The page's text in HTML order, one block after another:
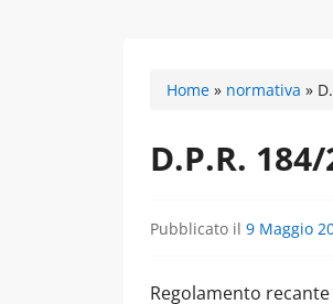
Home » normativa »
D.P.R.
Pubblicato il 9 Maggio
Regolamento